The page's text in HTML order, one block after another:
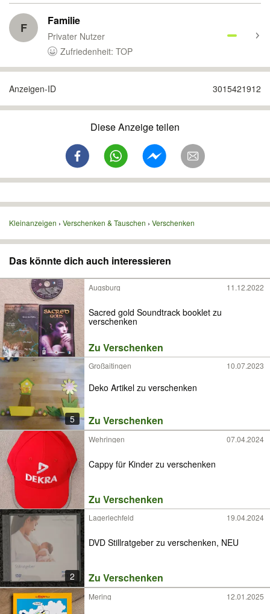
F Familie
Privater Nutzer
Zufriedenheit: TOP
Anzeigen-ID 3015421912
Diese Anzeige teilen
Kleinanzeigen Verschenken & Tauschen Verschenken
Das könnte dich auch interessieren
Augsburg 11.12.2022
Sacred gold Soundtrack booklet zu
verschenken
Zu Verschenken
5
Großaitingen 10.07.2023
Deko Artikel zu verschenken
Zu Verschenken
Wehringen 07.04.2024
Cappy für Kinder zu verschenken
Zu Verschenken
2
Lagerlechfeld 19.04.2024
DVD Stillratgeber zu verschenken, NEU
Zu Verschenken
Mering 12.01.2025